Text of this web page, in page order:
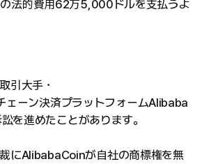
法的費用62万5,000ドルを支払うよ
引大手・
ェーン決済プラットフォームAlibaba
を進めたことがあります。
にAlibabaCoinが自社の商標権を無